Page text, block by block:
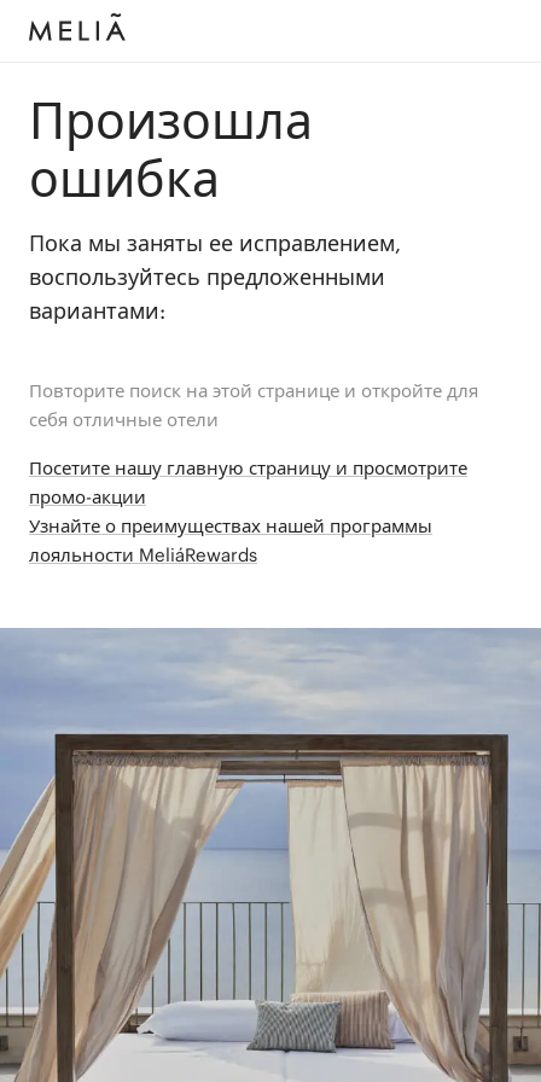
Произошла
ошибка
Пока мы заняты ее исправлением,
воспользуйтесь предложенными
вариантами:
Повторите поиск на этой странице и откройте для
себя отличные отели
Посетите нашу главную страницу и просмотрите
промо-акции
Узнайте о преимуществах нашей программы
лояльности MeliáRewards